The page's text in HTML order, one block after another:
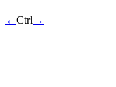
←Ctrl →